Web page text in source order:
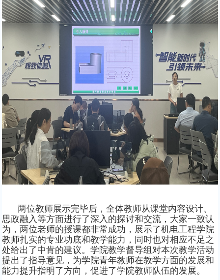
两位教师展示完毕后，全体教师从课堂内容设计、
思政融入等方面进行了深入的探讨和交流，大家一致认
为，两位老师的授课都非常成功，展示了机电工程学院
教师扎实的专业功底和教学能力，同时也对相应不足之
处给出了中肯的建议。学院教学督导组对本次教学活动
提出了指导意见，为学院青年教师在教学方面的发展和
能力提升指明了方向，促进了学院教师队伍的发展。